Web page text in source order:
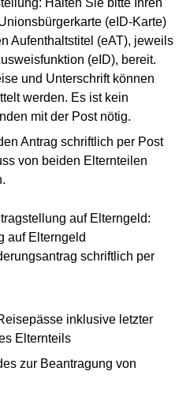
Halten Sie bitte Ihren
(eID-Karte)
Aufenthaltstitel (eAT), jeweils
(eID), bereit.
und Unterschrift können
werden. Es ist kein
mit der Post nötig.
Antrag schriftlich per Post
von beiden Elternteilen
auf Elterngeld:
auf Elterngeld
schriftlich per
inklusive letzter
Elternteils
zur Beantragung von